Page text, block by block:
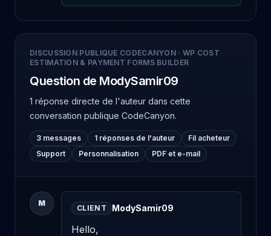
DISCUSSION PUBLIQUE CODECANYON · WP COST
ESTIMATION & PAYMENT FORMS BUILDER
Question de ModySamir09
1 réponse directe de l'auteur dans cette
conversation publique CodeCanyon.
3 messages 1 réponses de l'auteur
Fil acheteur
Support
Personnalisation PDF et e-mail
M
CLIENT ModySamir09
Hello,